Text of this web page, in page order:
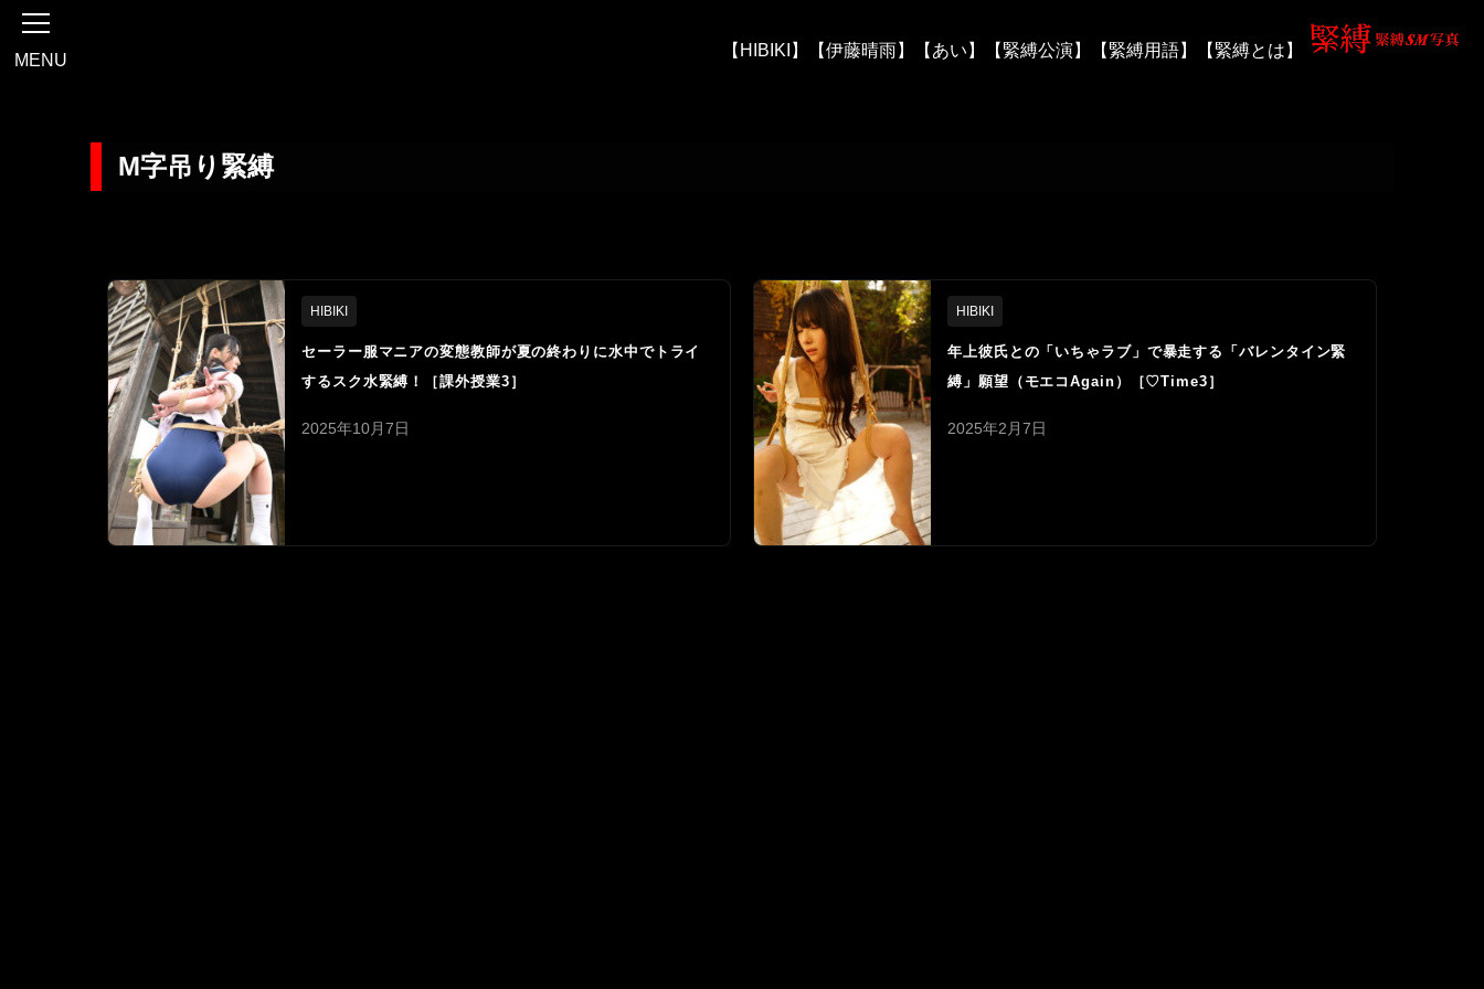
MENU
【HIBIKI】 【伊藤晴雨】 【あい】 【緊縛公演】 【緊縛用語】 【緊縛とは】
M字吊り緊縛
HIBIKI
セーラー服マニアの変態教師が夏の終わりに水中でトライ
するスク水緊縛！［課外授業3］
2025年10月7日
HIBIKI
年上彼氏との「いちゃラブ」で暴走する「バレンタイン緊
縛」願望（モエコAgain）［♡Time3］
2025年2月7日